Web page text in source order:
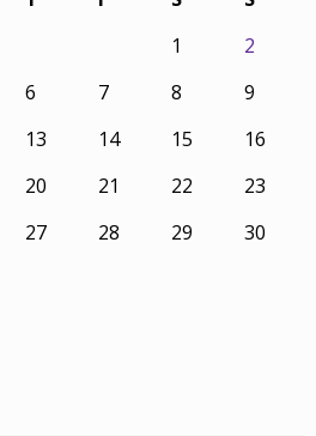
1
2
6 7 8
9
13 14 15
16
20 21 22
23
27 28 29
30